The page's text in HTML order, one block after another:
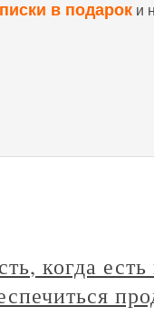
в подарок и
когда есть